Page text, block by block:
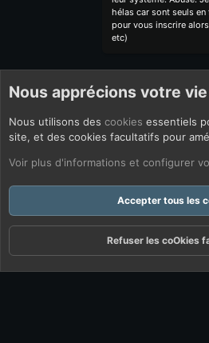
hélas car sont seuls en
pour vous inscrire
etc)
Nous apprécions votre
Nous utilisons des cookies essentiels
site, et des cookies facultatifs pour
Voir plus d'informations et configurer
Accepter tous les
Refuser les coOkies